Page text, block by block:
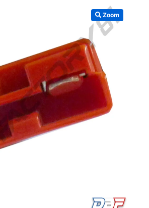
Zoom